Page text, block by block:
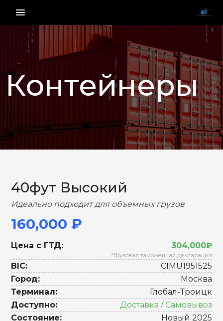
menu_vert
Контейнеры
НАЗАД ВПЕРЕД
40фут Высокий
Идеально подходит для объемных грузов
160,000 ₽
Цена с ГТД: 304,000₽
*Грузовая таможенная декларация
BIC:
CIMU1951525
Город:
Москва
Терминал:
Глобал-Троицк
Доступно:
Доставка / Самовывоз
Состояние:
Новый 2025